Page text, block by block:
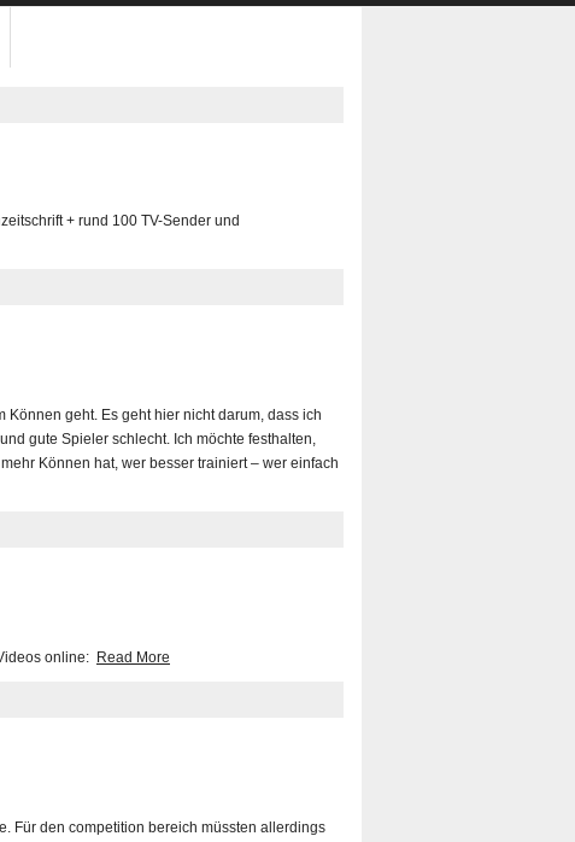
+ rund 100 TV-Sender und
geht. Es geht hier nicht darum, dass ich
gute Spieler schlecht. Ich möchte festhalten,
Können hat, wer besser trainiert – wer einfach
online: Read More
Für den competition bereich müssten allerdings